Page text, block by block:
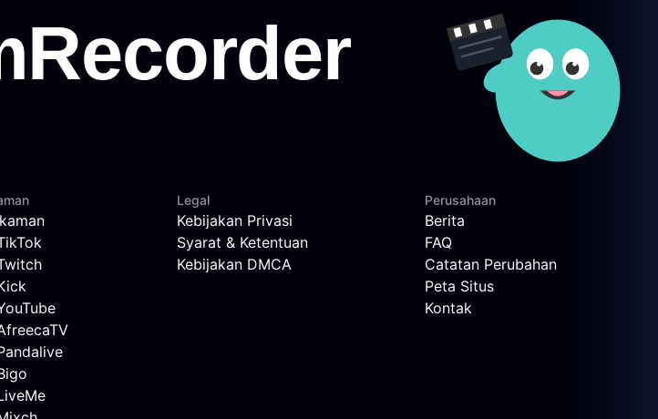
Legal
Kebijakan Privasi
Syarat & Ketentuan
Kebijakan DMCA
Perusahaan
Berita
FAQ
Catatan Perubahan
Peta Situs
Kontak